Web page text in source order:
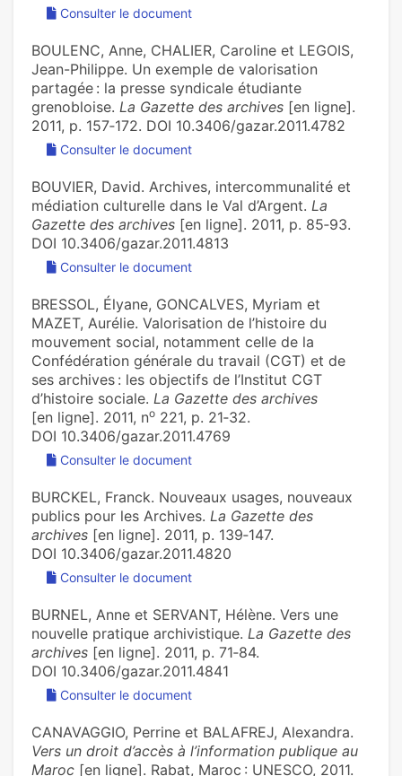
Consulter le document
BOULENC, Anne, CHALIER, Caroline et LEGOIS,
Jean-Philippe. Un exemple de valorisation
partagée : la presse syndicale étudiante
grenobloise. La Gazette des archives [en ligne].
2011, p. 157‑172. DOI 10.3406/gazar.2011.4782
Consulter le document
BOUVIER, David. Archives, intercommunalité et
médiation culturelle dans le Val d’Argent. La
Gazette des archives [en ligne]. 2011, p. 85‑93.
DOI 10.3406/gazar.2011.4813
Consulter le document
BRESSOL, Élyane, GONCALVES, Myriam et
MAZET, Aurélie. Valorisation de l’histoire du
mouvement social, notamment celle de la
Confédération générale du travail (CGT) et de
ses archives : les objectifs de l’Institut CGT
d’histoire sociale. La Gazette des archives
[en ligne]. 2011, no 221, p. 21‑32.
DOI 10.3406/gazar.2011.4769
Consulter le document
BURCKEL, Franck. Nouveaux usages, nouveaux
publics pour les Archives. La Gazette des
archives [en ligne]. 2011, p. 139‑147.
DOI 10.3406/gazar.2011.4820
Consulter le document
BURNEL, Anne et SERVANT, Hélène. Vers une
nouvelle pratique archivistique. La Gazette des
archives [en ligne]. 2011, p. 71‑84.
DOI 10.3406/gazar.2011.4841
Consulter le document
CANAVAGGIO, Perrine et BALAFREJ, Alexandra.
Vers un droit d’accès à l’information publique au
Maroc [en ligne]. Rabat, Maroc : UNESCO, 2011.